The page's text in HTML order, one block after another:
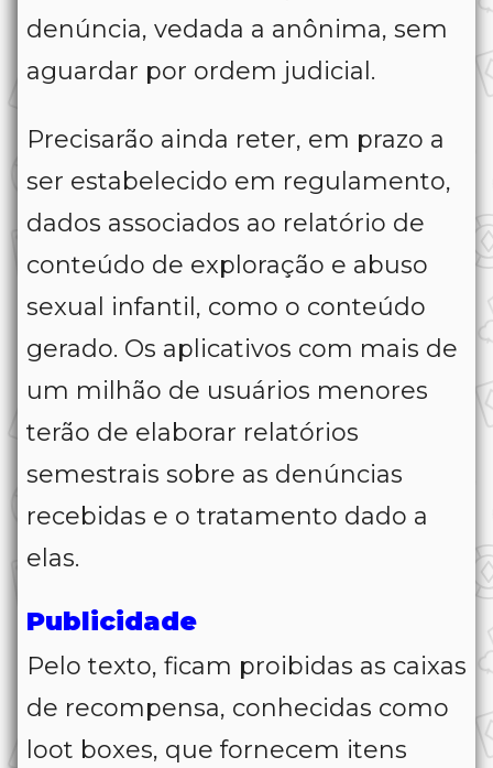
denúncia, vedada a anônima, sem
aguardar por ordem judicial.
Precisarão ainda reter, em prazo a
ser estabelecido em regulamento,
dados associados ao relatório de
conteúdo de exploração e abuso
sexual infantil, como o conteúdo
gerado. Os aplicativos com mais de
um milhão de usuários menores
terão de elaborar relatórios
semestrais sobre as denúncias
recebidas e o tratamento dado a
elas.
Publicidade
Pelo texto, ficam proibidas as caixas
de recompensa, conhecidas como
loot boxes, que fornecem itens